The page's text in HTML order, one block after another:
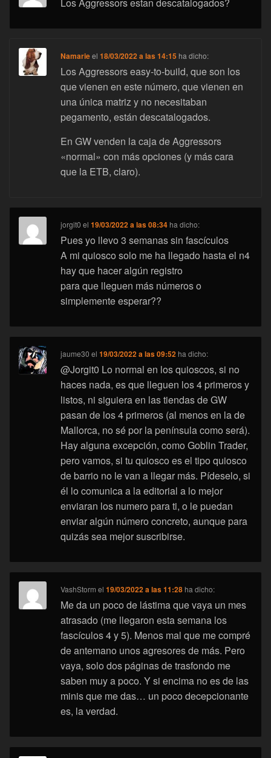
Los Aggressors estan descatalogados?
Namarieel18/03/2022 a las 14:15 ha dicho:
Los Aggressors easy-to-build, que son los
que vienen en este número, que vienen en
una única matriz y no necesitaban
pegamento, están descatalogados.
En GW venden la caja de Aggressors
«normal» con más opciones (y más cara
que la ETB, claro).
jorgit0 el19/03/2022 a las 08:34 ha dicho:
Pues yo llevo 3 semanas sin fascículos
A mi quiosco solo me ha llegado hasta el n4
hay que hacer algún registro
para que lleguen más números o
simplemente esperar??
jaume30 el19/03/2022 a las 09:52 ha dicho:
@Jorgit0 Lo normal en los quioscos, si no
haces nada, es que lleguen los 4 primeros y
listos, ni siguiera en las tiendas de GW
pasan de los 4 primeros (al menos en la de
Mallorca, no sé por la península como será).
Hay alguna excepción, como Goblin Trader,
pero vamos, si tu quiosco es el tipo quiosco
de barrio no le van a llegar más. Pídeselo, si
él lo comunica a la editorial a lo mejor
enviaran los numero para ti, o le puedan
enviar algún número concreto, aunque para
quizás sea mejor suscribirse.
VashStorm el19/03/2022 a las 11:28 ha dicho:
Me da un poco de lástima que vaya un mes
atrasado (me llegaron esta semana los
fascículos 4 y 5). Menos mal que me compré
de antemano unos agresores de más. Pero
vaya, solo dos páginas de trasfondo me
saben muy a poco. Y si encima no es de las
minis que me das… un poco decepcionante
es, la verdad.